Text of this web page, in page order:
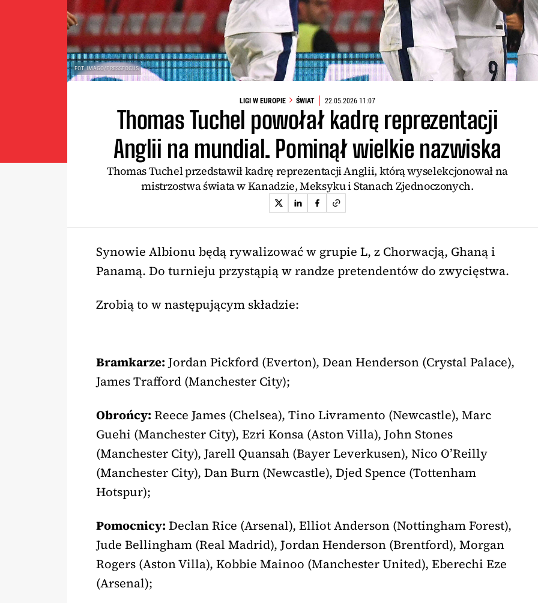
FOT. IMAGO/PRESSFOCUS
LIGI W EUROPIE ŚWIAT 22.05.2026 11:07
Thomas Tuchel powołał kadrę reprezentacji
Anglii na mundial. Pominął wielkie nazwiska
Thomas Tuchel przedstawił kadrę reprezentacji Anglii, którą wyselekcjonował na
mistrzostwa świata w Kanadzie, Meksyku i Stanach Zjednoczonych.
Synowie Albionu będą rywalizować w grupie L, z Chorwacją, Ghaną i
Panamą. Do turnieju przystąpią w randze pretendentów do zwycięstwa.
Zrobią to w następującym składzie:
Bramkarze: Jordan Pickford (Everton), Dean Henderson (Crystal Palace),
James Trafford (Manchester City);
Obrońcy: Reece James (Chelsea), Tino Livramento (Newcastle), Marc
Guehi (Manchester City), Ezri Konsa (Aston Villa), John Stones
(Manchester City), Jarell Quansah (Bayer Leverkusen), Nico O’Reilly
(Manchester City), Dan Burn (Newcastle), Djed Spence (Tottenham
Hotspur);
Pomocnicy: Declan Rice (Arsenal), Elliot Anderson (Nottingham Forest),
Jude Bellingham (Real Madrid), Jordan Henderson (Brentford), Morgan
Rogers (Aston Villa), Kobbie Mainoo (Manchester United), Eberechi Eze
(Arsenal);